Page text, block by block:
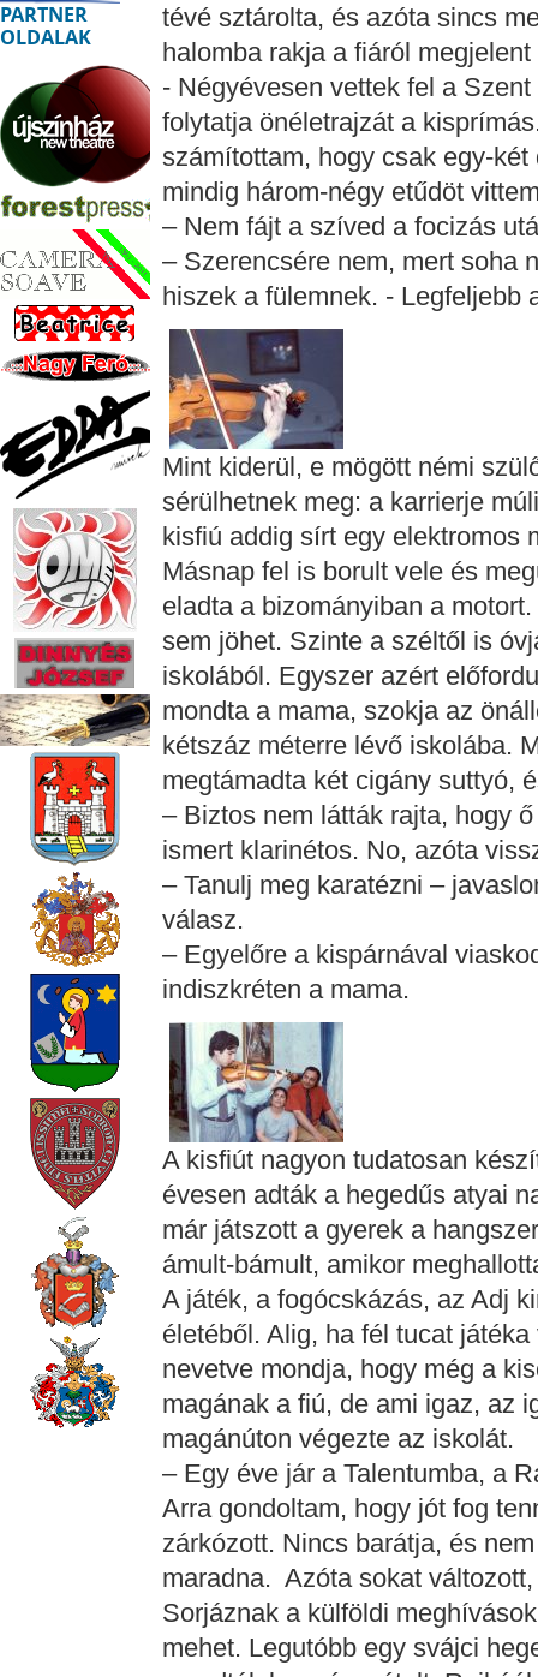
tévé sztárolta, és azóta sincs
halomba rakja a fiáról
- Négyévesen vettek fel a
folytatja önéletrajzát a
számítottam, hogy csak egy-
mindig három-négy etűdöt
– Nem fájt a szíved a focizás
– Szerencsére nem, mert soha
hiszek a fülemnek. - Legfeljebb
Mint kiderül, e mögött némi
sérülhetnek meg: a karrierje
kisfiú addig sírt egy elektromos
Másnap fel is borult vele és
eladta a bizományiban a
sem jöhet. Szinte a széltől is
iskolából. Egyszer azért
mondta a mama, szokja az
kétszáz méterre lévő iskolába.
megtámadta két cigány suttyó,
– Biztos nem látták rajta, hogy
ismert klarinétos. No, azóta
– Tanulj meg karatézni –
válasz.
– Egyelőre a kispárnával
indiszkréten a mama.
A kisfiút nagyon tudatosan
évesen adták a hegedűs atyai
már játszott a gyerek a
ámult-bámult, amikor
A játék, a fogócskázás, az Adj
életéből. Alig, ha fél tucat
nevetve mondja, hogy még a
magának a fiú, de ami igaz, az
magánúton végezte az iskolát.
– Egy éve jár a Talentumba, a
Arra gondoltam, hogy jót fog
zárkózott. Nincs barátja, és
maradna. Azóta sokat
Sorjáznak a külföldi
mehet. Legutóbb egy svájci
PARTNER
OLDALAK